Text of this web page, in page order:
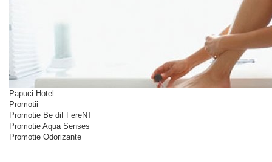
Papuci Hotel
Promotii
Promotie Be diFFereNT
Promotie Aqua Senses
Promotie Odorizante